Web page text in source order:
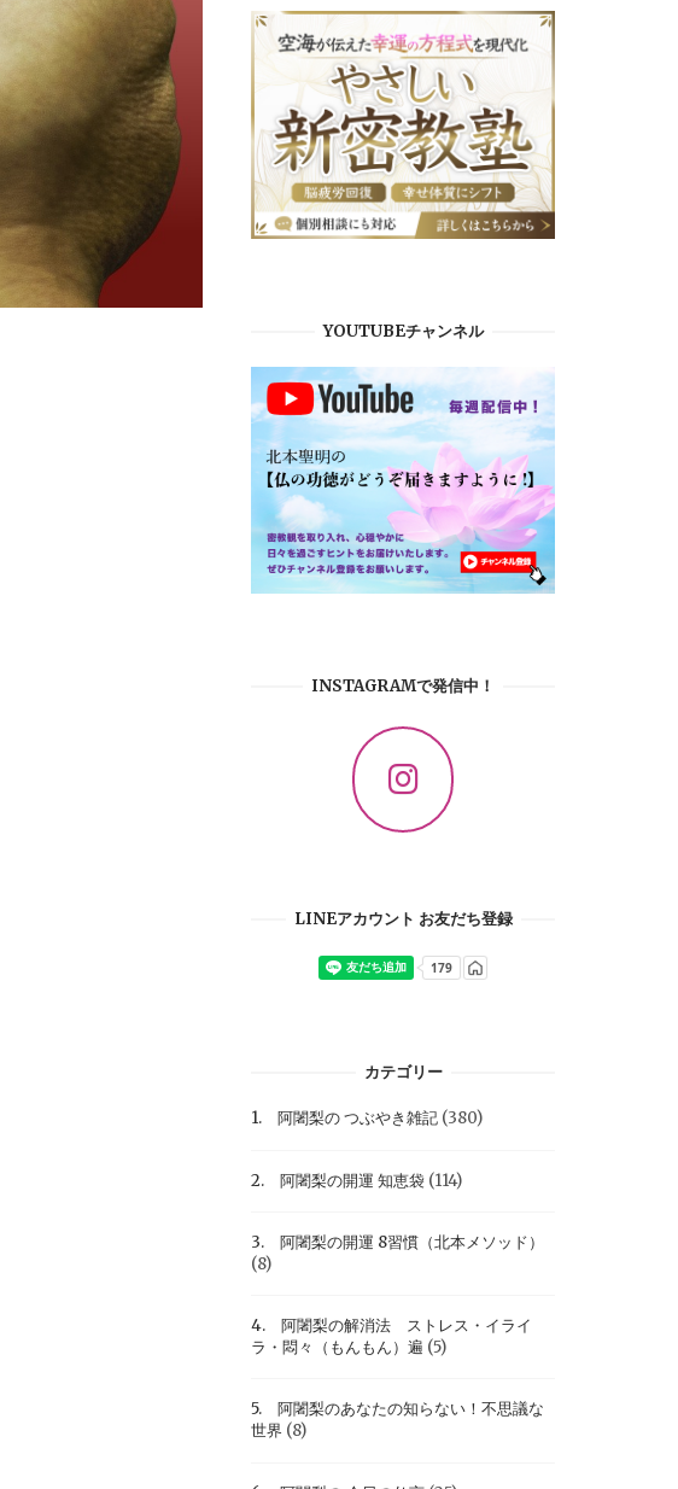
YOUTUBEチャンネル
INSTAGRAMで発信中！
LINEアカウント お友だち登録
カテゴリー
1. 阿闍梨の つぶやき雑記 (380)
2. 阿闍梨の開運 知恵袋 (114)
3. 阿闍梨の開運 8習慣（北本メソッド）
(8)
4. 阿闍梨の解消法 ストレス・イライ
ラ・悶々（もんもん）遍 (5)
5. 阿闍梨のあなたの知らない！不思議な
世界 (8)